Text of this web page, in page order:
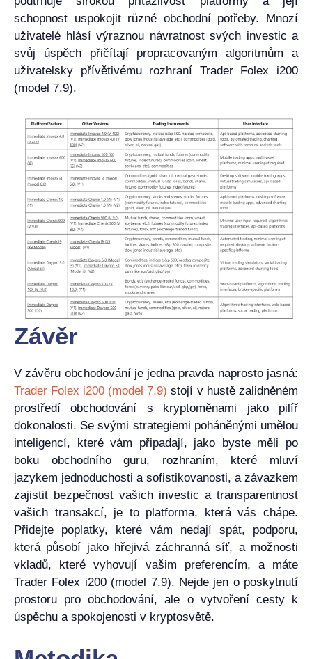
schopnost uspokojit různé obchodní potřeby. Mnozí
uživatelé hlásí výraznou návratnost svých investic a
svůj úspěch přičítají propracovaným algoritmům a
uživatelsky přívětivému rozhraní Trader Folex i200
(model 7.9).
Závěr
V závěru obchodování je jedna pravda naprosto jasná:
Trader Folex i200 (model 7.9) stojí v hustě zalidněném
prostředí obchodování s kryptoměnami jako pilíř
dokonalosti. Se svými strategiemi poháněnými umělou
inteligencí, které vám připadají, jako byste měli po
boku obchodního guru, rozhraním, které mluví
jazykem jednoduchosti a sofistikovanosti, a závazkem
zajistit bezpečnost vašich investic a transparentnost
vašich transakcí, je to platforma, která vás chápe.
Přidejte poplatky, které vám nedají spát, podporu,
která působí jako hřejivá záchranná síť, a možnosti
vkladů, které vyhovují vašim preferencím, a máte
Trader Folex i200 (model 7.9). Nejde jen o poskytnutí
prostoru pro obchodování, ale o vytvoření cesty k
úspěchu a spokojenosti v kryptosvětě.